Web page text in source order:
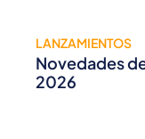
LANZAMIENTOS
Novedades
2026